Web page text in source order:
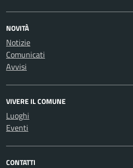
NOVITÀ
Notizie
Comunicati
Avvisi
VIVERE IL COMUNE
Luoghi
Eventi
CONTATTI